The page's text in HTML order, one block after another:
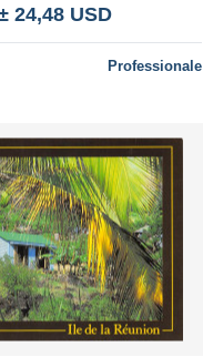
24,48 USD
Professionale